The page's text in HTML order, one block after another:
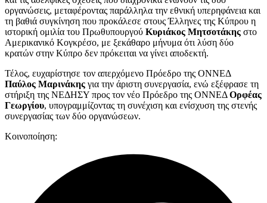
οργανώσεις, μεταφέροντας παράλληλα την εθνική υπερηφάνεια και
τη βαθιά συγκίνηση που προκάλεσε στους Έλληνες της Κύπρου η
ιστορική ομιλία του Πρωθυπουργού Κυριάκος Μητσοτάκης στο
Αμερικανικό Κογκρέσο, με ξεκάθαρο μήνυμα ότι λύση δύο
κρατών στην Κύπρο δεν πρόκειται να γίνει αποδεκτή.
Τέλος, ευχαρίστησε τον απερχόμενο Πρόεδρο της ΟΝΝΕΔ
Παύλος Μαρινάκης για την άριστη συνεργασία, ενώ εξέφρασε τη
στήριξη της ΝΕΔΗΣΥ προς τον νέο Πρόεδρο της ΟΝΝΕΔΟρφέας
Γεωργίου, υπογραμμίζοντας τη συνέχιση και ενίσχυση της στενής
συνεργασίας των δύο οργανώσεων.
Κοινοποίηση: